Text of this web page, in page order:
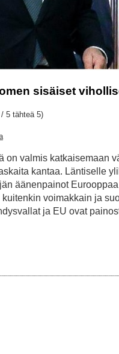
sisäiset
/ 5 tähteä 5)
on valmis katkaisemaan
kantaa. Läntiselle
äänenpainot
voimakkain ja
ja EU ovat